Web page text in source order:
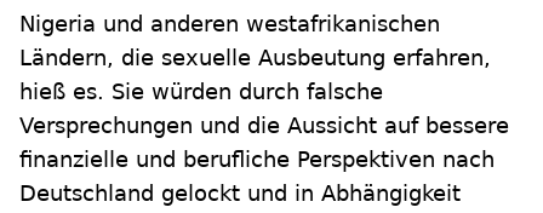
Nigeria und anderen westafrikanischen
Ländern, die sexuelle Ausbeutung erfahren,
hieß es. Sie würden durch falsche
Versprechungen und die Aussicht auf bessere
finanzielle und berufliche Perspektiven nach
Deutschland gelockt und in Abhängigkeit